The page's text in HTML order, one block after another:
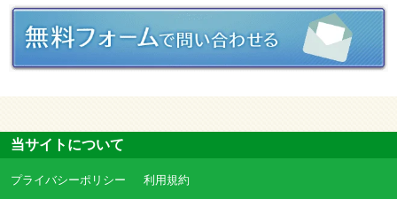
当サイトについて
プライバシーポリシー 利用規約